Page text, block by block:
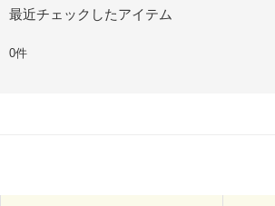
最近チェックしたアイテム
0件